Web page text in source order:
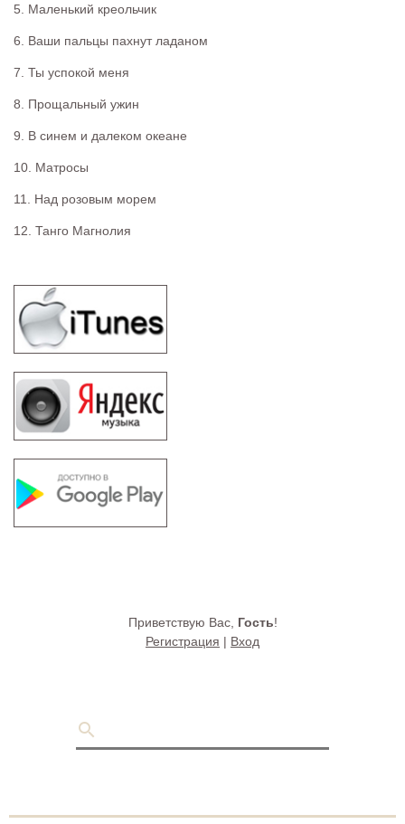
5. Маленький креольчик
6. Ваши пальцы пахнут ладаном
7. Ты успокой меня
8. Прощальный ужин
9. В синем и далеком океане
10. Матросы
11. Над розовым морем
12. Танго Магнолия
Приветствую Вас, Гость!
Регистрация | Вход